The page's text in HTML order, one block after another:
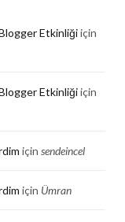
Etkinliğiiçin
Etkinliğiiçin
için sendeincel
için Ümran